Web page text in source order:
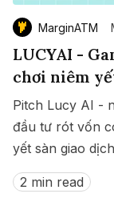
MarginATM
LUCYAI -
chơi niêm
Pitch Lucy AI -
đầu tư rót vốn
yết sàn giao
2 min read